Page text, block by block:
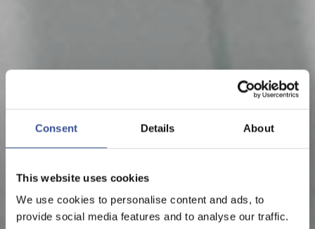
Consent Details About
This website uses cookies
We use cookies to personalise content and ads, to
provide social media features and to analyse our traffic.